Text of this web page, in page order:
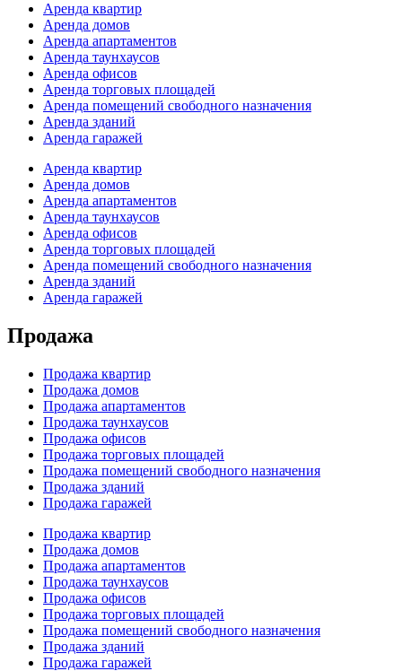
Аренда квартир
Аренда домов
Аренда апартаментов
Аренда таунхаусов
Аренда офисов
Аренда торговых площадей
Аренда помещений свободного назначения
Аренда зданий
Аренда гаражей
Аренда квартир
Аренда домов
Аренда апартаментов
Аренда таунхаусов
Аренда офисов
Аренда торговых площадей
Аренда помещений свободного назначения
Аренда зданий
Аренда гаражей
Продажа
Продажа квартир
Продажа домов
Продажа апартаментов
Продажа таунхаусов
Продажа офисов
Продажа торговых площадей
Продажа помещений свободного назначения
Продажа зданий
Продажа гаражей
Продажа квартир
Продажа домов
Продажа апартаментов
Продажа таунхаусов
Продажа офисов
Продажа торговых площадей
Продажа помещений свободного назначения
Продажа зданий
Продажа гаражей